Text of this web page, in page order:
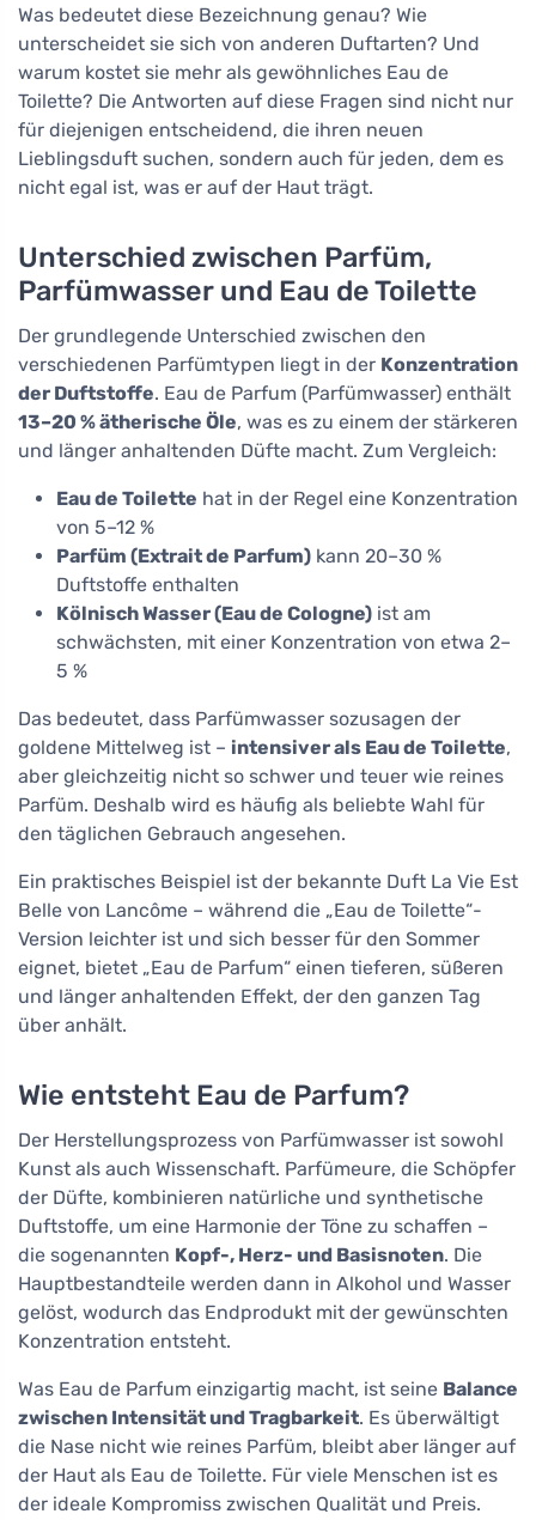
Was bedeutet diese Bezeichnung genau? Wie
unterscheidet sie sich von anderen Duftarten? Und
warum kostet sie mehr als gewöhnliches Eau de
Toilette? Die Antworten auf diese Fragen sind nicht nur
für diejenigen entscheidend, die ihren neuen
Lieblingsduft suchen, sondern auch für jeden, dem es
nicht egal ist, was er auf der Haut trägt.
Unterschied zwischen Parfüm,
Parfümwasser und Eau de Toilette
Der grundlegende Unterschied zwischen den
verschiedenen Parfümtypen liegt in der Konzentration
der Duftstoffe. Eau de Parfum (Parfümwasser) enthält
13–20 % ätherische Öle, was es zu einem der stärkeren
und länger anhaltenden Düfte macht. Zum Vergleich:
Eau de Toilette hat in der Regel eine Konzentration
von 5–12 %
Parfüm (Extrait de Parfum) kann 20–30 %
Duftstoffe enthalten
Kölnisch Wasser (Eau de Cologne) ist am
schwächsten, mit einer Konzentration von etwa 2–
5 %
Das bedeutet, dass Parfümwasser sozusagen der
goldene Mittelweg ist – intensiver als Eau de Toilette,
aber gleichzeitig nicht so schwer und teuer wie reines
Parfüm. Deshalb wird es häufig als beliebte Wahl für
den täglichen Gebrauch angesehen.
Ein praktisches Beispiel ist der bekannte Duft La Vie Est
Belle von Lancôme – während die „Eau de Toilette“-
Version leichter ist und sich besser für den Sommer
eignet, bietet „Eau de Parfum“ einen tieferen, süßeren
und länger anhaltenden Effekt, der den ganzen Tag
über anhält.
Wie entsteht Eau de Parfum?
Der Herstellungsprozess von Parfümwasser ist sowohl
Kunst als auch Wissenschaft. Parfümeure, die Schöpfer
der Düfte, kombinieren natürliche und synthetische
Duftstoffe, um eine Harmonie der Töne zu schaffen –
die sogenannten Kopf-, Herz- und Basisnoten. Die
Hauptbestandteile werden dann in Alkohol und Wasser
gelöst, wodurch das Endprodukt mit der gewünschten
Konzentration entsteht.
Was Eau de Parfum einzigartig macht, ist seine Balance
zwischen Intensität und Tragbarkeit. Es überwältigt
die Nase nicht wie reines Parfüm, bleibt aber länger auf
der Haut als Eau de Toilette. Für viele Menschen ist es
der ideale Kompromiss zwischen Qualität und Preis.